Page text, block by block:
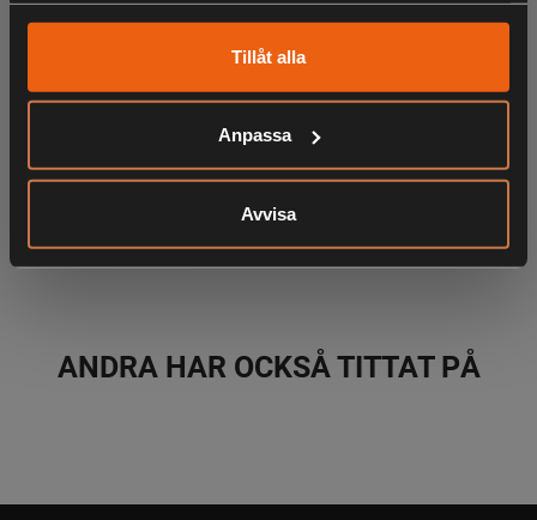
Tillåt alla
Anpassa
Avvisa
LIKNANDE PRODUKTER
KÖPS OFTA TILLSAMMANS
ANDRA HAR OCKSÅ TITTAT PÅ